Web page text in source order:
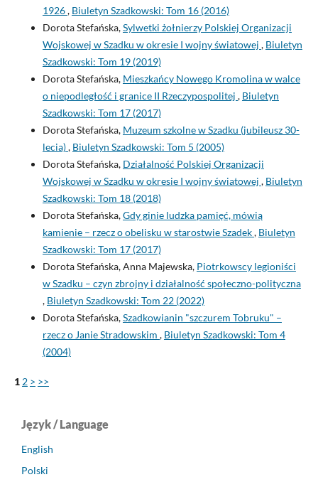
1926, Biuletyn Szadkowski: Tom 16 (2016)
Dorota Stefańska,Sylwetki żołnierzy Polskiej Organizacji
Wojskowej w Szadku w okresie I wojny światowej , Biuletyn
Szadkowski: Tom 19 (2019)
Dorota Stefańska, Mieszkańcy Nowego Kromolina w walce
o niepodległość i granice II Rzeczypospolitej , Biuletyn
Szadkowski: Tom 17 (2017)
Dorota Stefańska, Muzeum szkolne w Szadku (jubileusz 30-
lecia), Biuletyn Szadkowski: Tom 5 (2005)
Dorota Stefańska, Działalność Polskiej Organizacji
Wojskowej w Szadku w okresie I wojny światowej , Biuletyn
Szadkowski: Tom 18 (2018)
Dorota Stefańska,Gdy ginie ludzka pamięć, mówią
kamienie – rzecz o obelisku w starostwie Szadek, Biuletyn
Szadkowski: Tom 17 (2017)
Dorota Stefańska, Anna Majewska, Piotrkowscy legioniści
w Szadku – czyn zbrojny i działalność społeczno-polityczna
, Biuletyn Szadkowski: Tom 22 (2022)
Dorota Stefańska,Szadkowianin "szczurem Tobruku" –
rzecz o Janie Stradowskim , Biuletyn Szadkowski: Tom 4
(2004)
1 2 > >>
Język / Language
English
Polski